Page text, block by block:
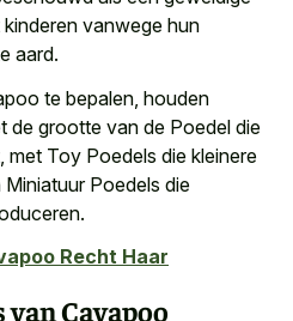
vanwege hun
aard.
te bepalen, houden
de grootte van de Poedel die
met Toy Poedels die kleinere
Poedels die
Recht Haar
Cavapoo